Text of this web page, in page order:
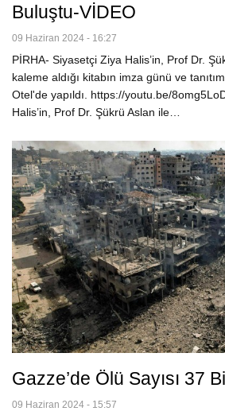
Buluştu-VİDEO
09 Haziran 2024 - 16:27
PİRHA- Siyasetçi Ziya Halis’in, Prof Dr.
kaleme aldığı kitabın imza günü ve
Otel'de yapıldı. https://youtu.be/
Halis’in, Prof Dr. Şükrü Aslan ile…
Gazze’de Ölü Sayısı 37
09 Haziran 2024 - 15:57